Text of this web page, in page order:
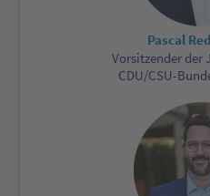
Pascal
Vorsitzender der
CDU/CSU-